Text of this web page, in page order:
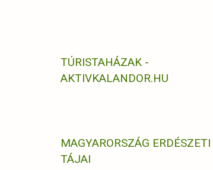
TÚRISTAHÁZAK -
AKTIVKALANDOR.HU
MAGYARORSZÁG ERDÉSZETI
TÁJAI